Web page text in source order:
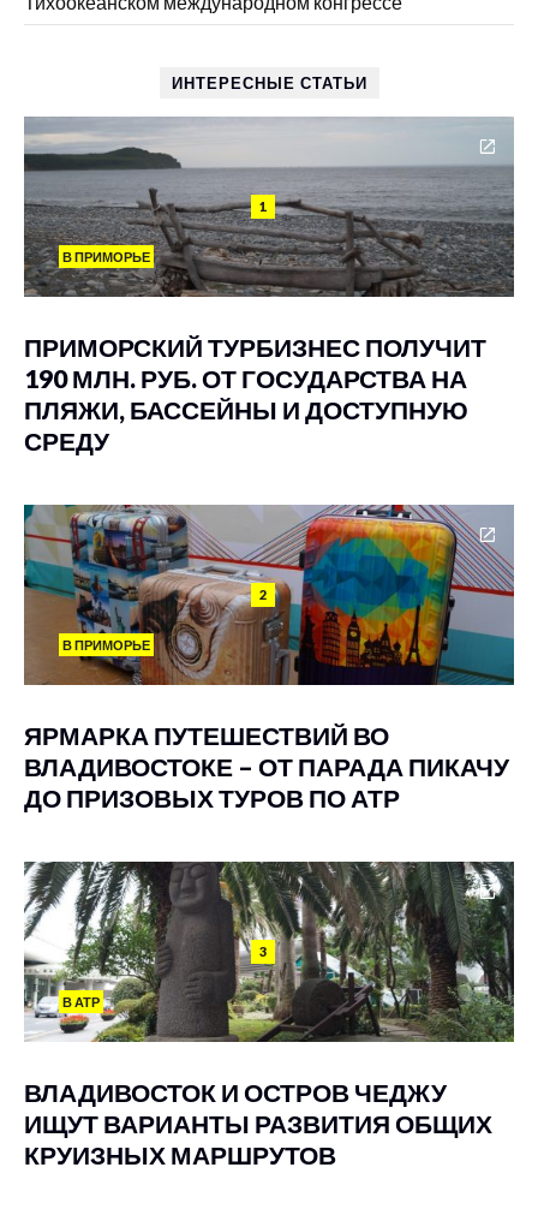
ИНТЕРЕСНЫЕ СТАТЬИ
1
В ПРИМОРЬЕ
ПРИМОРСКИЙ ТУРБИЗНЕС ПОЛУЧИТ
190 МЛН. РУБ. ОТ ГОСУДАРСТВА НА
ПЛЯЖИ, БАССЕЙНЫ И ДОСТУПНУЮ
СРЕДУ
2
В ПРИМОРЬЕ
ЯРМАРКА ПУТЕШЕСТВИЙ ВО
ВЛАДИВОСТОКЕ – ОТ ПАРАДА ПИКАЧУ
ДО ПРИЗОВЫХ ТУРОВ ПО АТР
3
В АТР
ВЛАДИВОСТОК И ОСТРОВ ЧЕДЖУ
ИЩУТ ВАРИАНТЫ РАЗВИТИЯ ОБЩИХ
КРУИЗНЫХ МАРШРУТОВ